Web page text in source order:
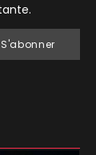
S'abonner